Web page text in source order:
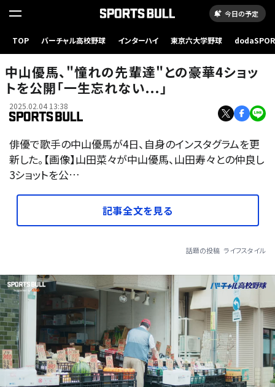
今日の予定
TOP バーチャル高校野球 インターハイ 東京六大学野球
中山優馬、"憧れの先輩達"との豪華4ショッ
トを公開「一生忘れない...」
2025.02.04 13:38
俳優で歌手の中山優馬が4日、自身のインスタグラムを更
新した。【画像】山田菜々が中山優馬、山田寿々との仲良し
3ショットを公…
記事全文を見る
話題の投稿 ライフスタイル